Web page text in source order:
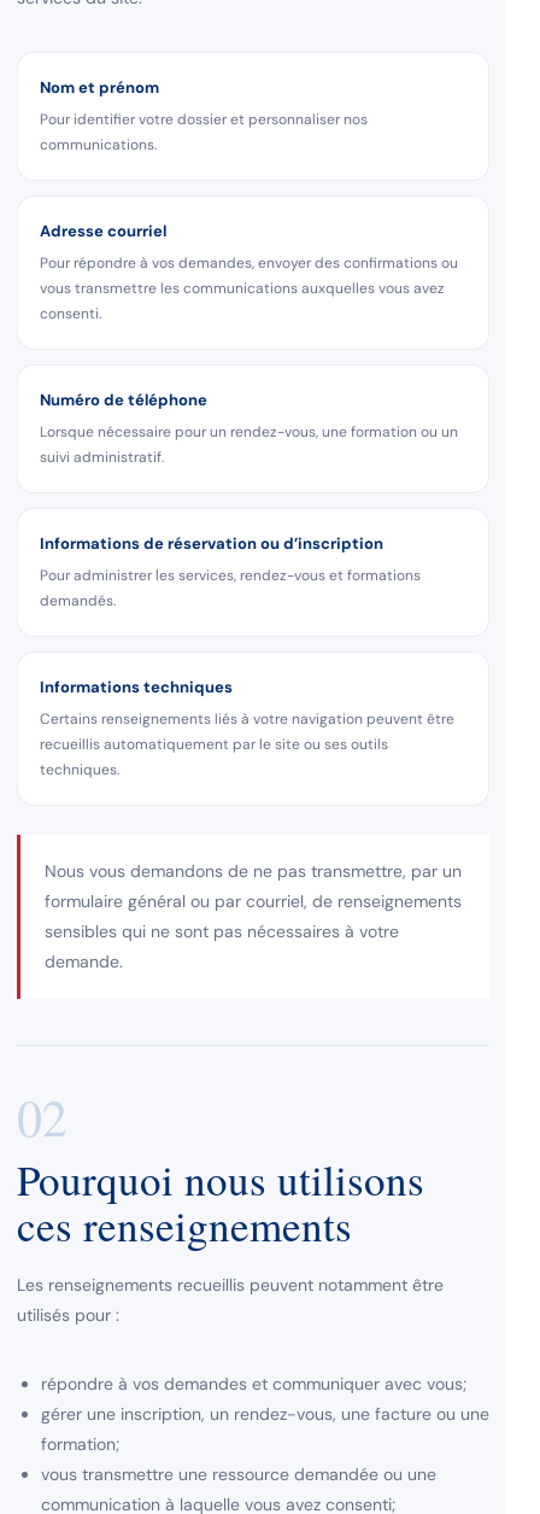
Nom et prénom
Pour identifier votre dossier et personnaliser nos
communications.
Adresse courriel
Pour répondre à vos demandes, envoyer des confirmations ou
vous transmettre les communications auxquelles vous avez
consenti.
Numéro de téléphone
Lorsque nécessaire pour un rendez-vous, une formation ou un
suivi administratif.
Informations de réservation ou d’inscription
Pour administrer les services, rendez-vous et formations
demandés.
Informations techniques
Certains renseignements liés à votre navigation peuvent être
recueillis automatiquement par le site ou ses outils
techniques.
Nous vous demandons de ne pas transmettre, par un
formulaire général ou par courriel, de renseignements
sensibles qui ne sont pas nécessaires à votre
demande.
02
Pourquoi nous utilisons
ces renseignements
Les renseignements recueillis peuvent notamment être
utilisés pour :
répondre à vos demandes et communiquer avec vous;
gérer une inscription, un rendez-vous, une facture ou une
formation;
vous transmettre une ressource demandée ou une
communication à laquelle vous avez consenti;